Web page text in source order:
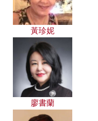
黃珍妮
廖書蘭